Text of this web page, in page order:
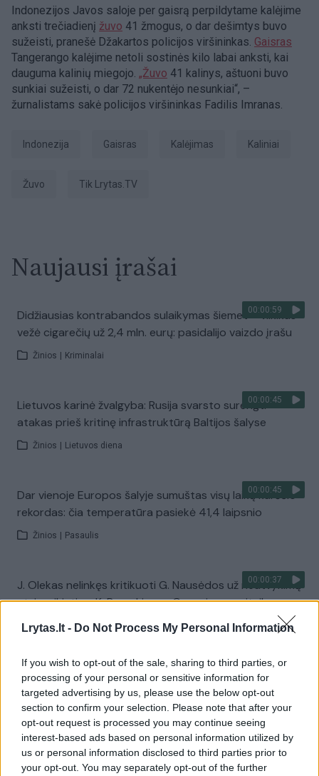
Lrytas.lt - Do Not Process My Personal Information
If you wish to opt-out of the sale, sharing to third parties, or
processing of your personal or sensitive information for
targeted advertising by us, please use the below opt-out
section to confirm your selection. Please note that after your
opt-out request is processed you may continue seeing
interest-based ads based on personal information utilized by
us or personal information disclosed to third parties prior to
your opt-out. You may separately opt-out of the further
Indonezijos Javos saloje per gaisrą perpildytame kalėjime
anksti trečiadienį žuvo 41 žmogus, o dar dešimtys buvo
sužeisti, pranešė Džakartos policijos viršininkas. Gaisras
Tangerango kalėjime netoli sostinės kilo labai anksti, kai
dauguma kalinių miegojo. „Žuvo 41 kalinys, aštuoni buvo
sunkiai sužeisti, o dar 72 nukentėjo nesunkiai“, –
žurnalistams sakė policijos viršininkas Fadilis Imranas.
Indonezija Gaisras Kalėjimas Kaliniai
žuvo tik Lrytas.TV
Naujausi įrašai
00:00:59
Didžiausias kontrabandos sulaikymas šiemet – vilkikas
vežė cigarečių už 2,4 mln. eurų: pasidalijo vaizdo įrašu
Žinios Kriminalai
00:00:45
Lietuvos karinė žvalgyba: Rusija svarsto surengti
atakas prieš kritinę infrastruktūrą Baltijos šalyse
Žinios Lietuvos diena
00:00:45
Dar vienoje Europos šalyje sumuštas visų laikų karščio
rekordas: čia temperatūra pasiekė 41,4 laipsnio
Žinios Pasaulis
00:00:37
J. Olekas nelinkęs kritikuoti G. Nausėdos už neatvykimą
atsisveikinti su K. Prunskiene: „Gyvenime pasitaiko
Visi įrašai
Žiūrimiausi įrašai